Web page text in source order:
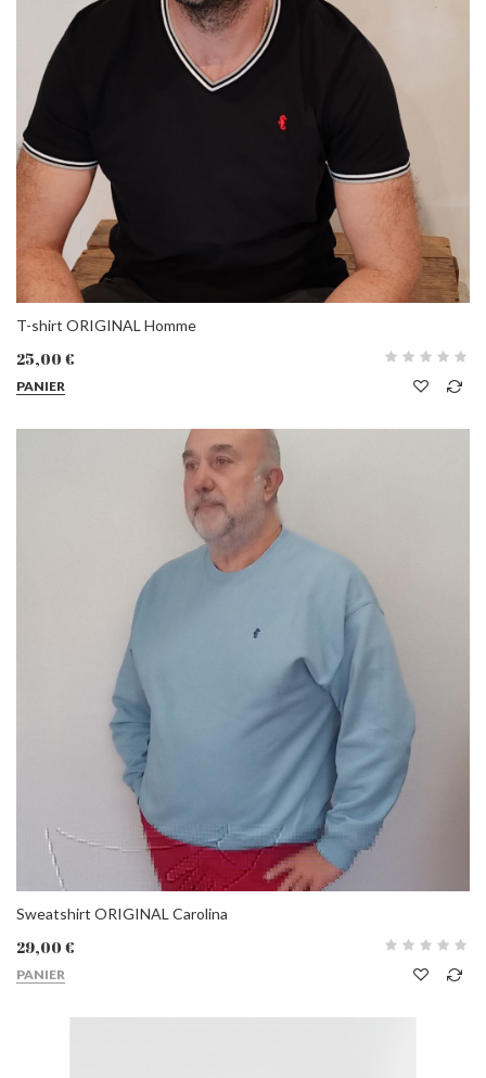
T-shirt ORIGINAL Homme
25,00 €
PANIER
Sweatshirt ORIGINAL Carolina
29,00 €
PANIER